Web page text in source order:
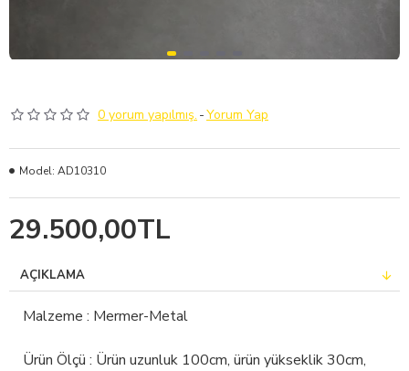
0 yorum yapılmış. -Yorum Yap
29.500,00TL
Model: AD10310
AÇIKLAMA
Malzeme : Mermer-Metal
Ürün Ölçü : Ürün uzunluk 100cm, ürün yükseklik 30cm,